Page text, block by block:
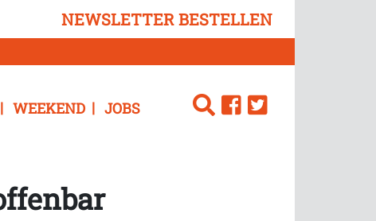
NEWSLETTER BESTELLEN
WEEKEND JOBS